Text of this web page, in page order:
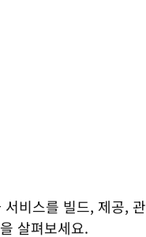
비스를 빌드, 제공, 관
살펴보세요.